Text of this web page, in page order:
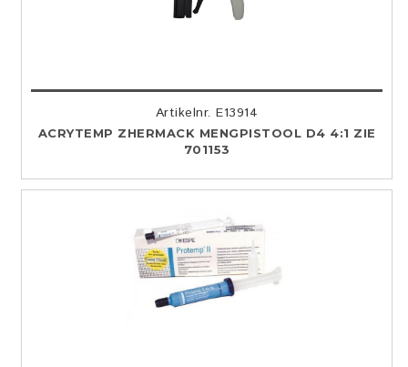
Artikelnr. E13914
ACRYTEMP ZHERMACK MENGPISTOOL D4 4:1 ZIE
701153